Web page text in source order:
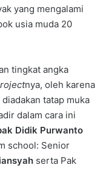
yang mengalami
usia muda 20
tingkat angka
nya, oleh karena
diadakan tatap muka
dalam cara ini
Didik Purwanto
school: Senior
serta Pak